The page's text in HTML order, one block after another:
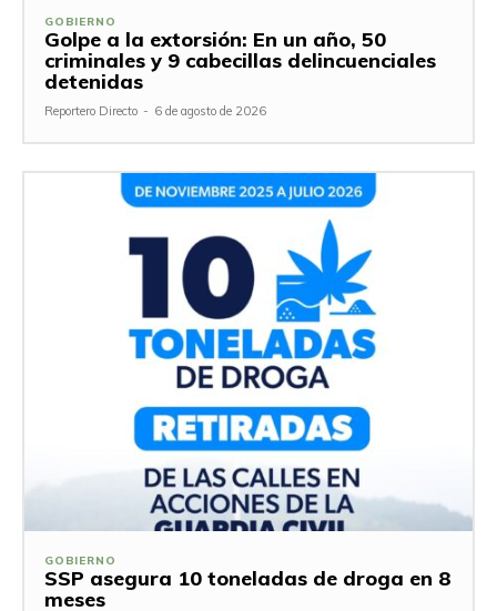
GOBIERNO
Golpe a la extorsión: En un año, 50
criminales y 9 cabecillas delincuenciales
detenidas
Reportero Directo - 6 de agosto de 2026
GOBIERNO
SSP asegura 10 toneladas de droga en 8
meses